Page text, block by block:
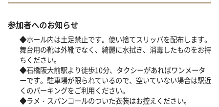
参加者へのお知らせ
◆ホール内は土足禁止です。使い捨てスリッパを配布します。
舞台用の靴は外靴でなく、綺麗に水拭き、消毒したものをお持
ちください。
◆石橋阪大前駅より徒歩10分、タクシーがあればワンメータ
ーです。駐車場が限られているので、空いていない場合は駅近
くのパーキングをご利用ください。
◆ラメ・スパンコールのついた衣装はお控えください。